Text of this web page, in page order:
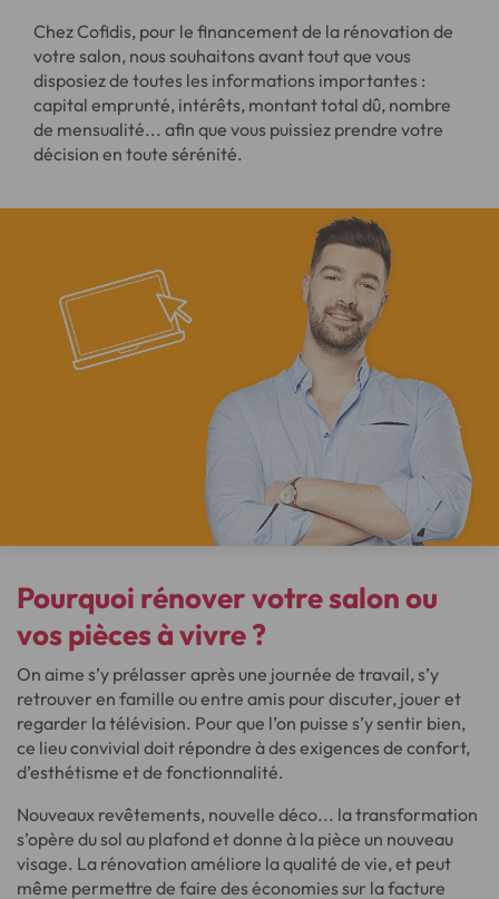
Chez Cofidis, pour le financement de la rénovation de
votre salon, nous souhaitons avant tout que vous
disposiez de toutes les informations importantes :
capital emprunté, intérêts, montant total dû, nombre
de mensualité... afin que vous puissiez prendre votre
décision en toute sérénité.
Pourquoi rénover votre salonou
vos pièces à vivre ?
On aime s’y prélasser après une journée de travail, s’y
retrouver en famille ou entre amis pour discuter, jouer et
regarder la télévision. Pour que l’on puisse s’y sentir bien,
ce lieu convivial doit répondre à des exigences de confort,
d’esthétisme et de fonctionnalité.
Nouveaux revêtements, nouvelle déco... la transformation
s’opère du sol au plafond et donne à la pièce un nouveau
visage. La rénovation améliore la qualité de vie, et peut
même permettre de faire des économies sur la facture